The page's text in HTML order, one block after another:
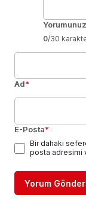
Yorumunuz
0/30
Ad*
E-Posta*
Bir dahaki
posta adresimi
Yorum Gönder